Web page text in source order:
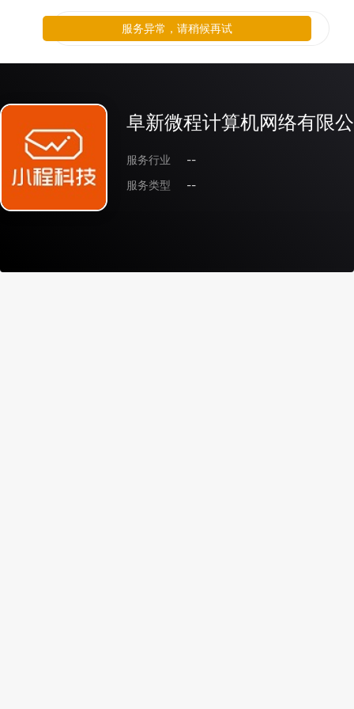
阜新微程计算机网络有限
服务行业
--
服务类型
--
服务异常，请稍候再试